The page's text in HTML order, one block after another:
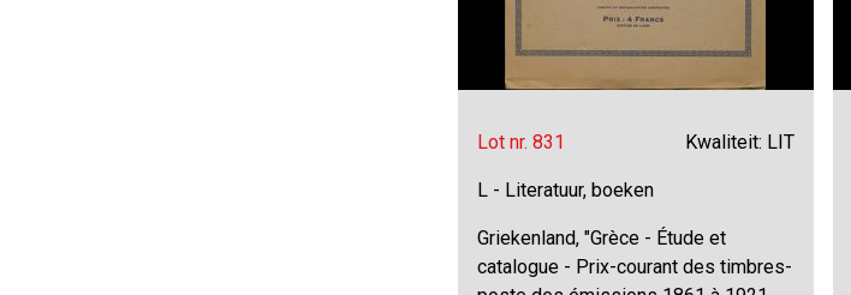
Lot nr. 831 Kwaliteit: LIT
L - Literatuur, boeken
Griekenland, "Grèce - Étude et
catalogue - Prix-courant des timbres-